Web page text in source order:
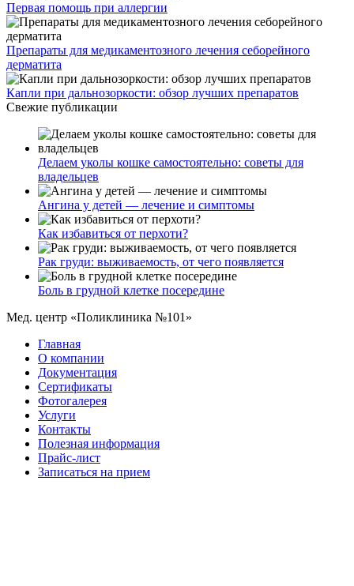
Первая помощь при аллергии
Препараты для медикаментозного лечения себорейного
дерматита
Капли при дальнозоркости: обзор лучших препаратов
Свежие публикации
Делаем уколы кошке самостоятельно: советы для
владельцев
Ангина у детей — лечение и симптомы
Как избавиться от перхоти?
Рак груди: выживаемость, от чего появляется
Боль в грудной клетке посередине
Мед. центр «Поликлиника №101»
Главная
О компании
Документация
Сертификаты
Фотогалерея
Услуги
Контакты
Полезная информация
Прайс-лист
Записаться на прием